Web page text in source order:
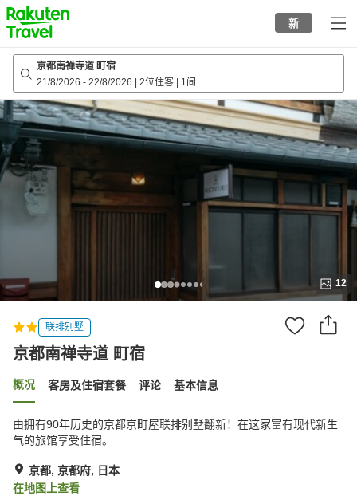
to
top
page
新
京都南禅寺道 町宿
21/8/2026 - 22/8/2026 2位住客 1间
12
联排别墅
京都南禅寺道 町宿
概况 客房及住宿套餐 评论 基本信息
由拥有90年历史的京都京町屋联排别墅翻新！在这家富有现代新生
气的旅馆享受住宿。
京都, 京都府, 日本
在地图上查看